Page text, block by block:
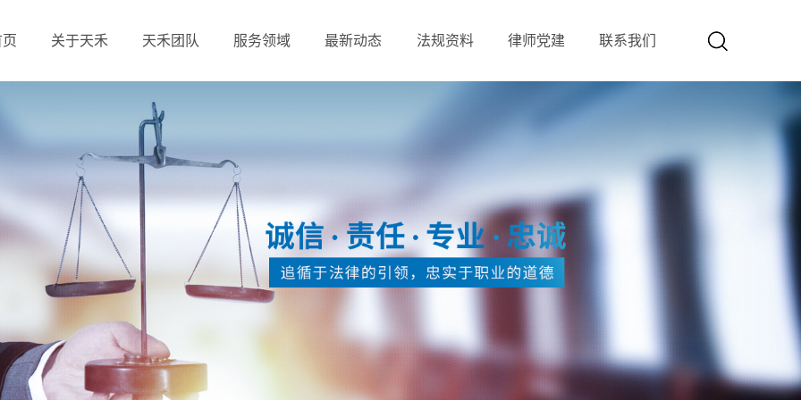
关于天禾 天禾团队 服务领域 最新动态 法规资料 律师党建 联系我们